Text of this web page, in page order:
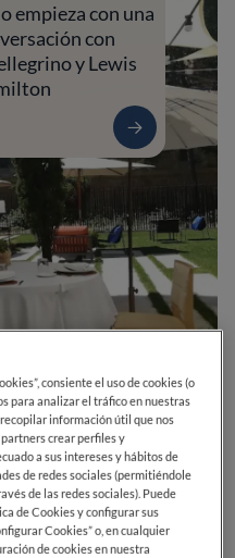
0 0 0
empieza con una
con
y Lewis
España
14:45, 20:45-21:45
consiente el uso de cookies (o
para analizar el tráfico en nuestras
información útil que nos
crear perfiles y
a sus intereses y hábitos de
de redes sociales (permitiéndole
de las redes sociales). Puede
de Cookies y configurar sus
Cookies” o, en cualquier
de cookies en nuestra